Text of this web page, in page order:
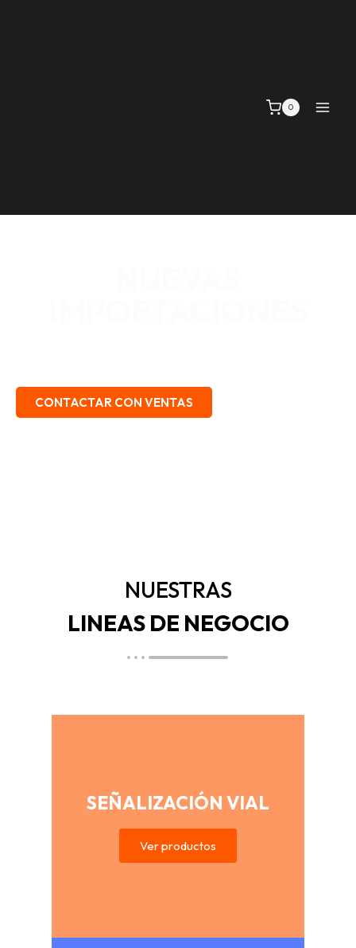
0
CONTACTAR CON VENTAS
NUESTRAS
LINEAS DE NEGOCIO
SEÑALIZACIÓN VIAL
Ver productos